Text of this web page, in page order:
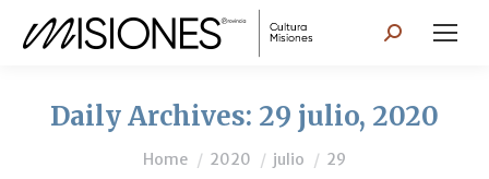
Search:
Daily Archives: 29 julio, 2020
You are here:
Home 2020 julio 29